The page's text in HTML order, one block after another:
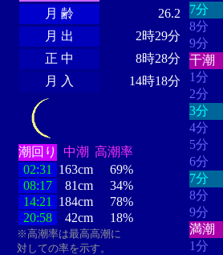
月 齢
26.2
月 出
2時29分
正 中
8時28分
月 入
14時18分
潮回り 中潮 高潮率
02:31
163cm
69%
08:17
81cm
34%
14:21
184cm
78%
20:58
42cm 18%
※高潮率は最高高潮に
対しての率を示す。
7分
8分
9分
干潮
1分
2分
3分
4分
5分
6分
7分
8分
9分
満潮
1分